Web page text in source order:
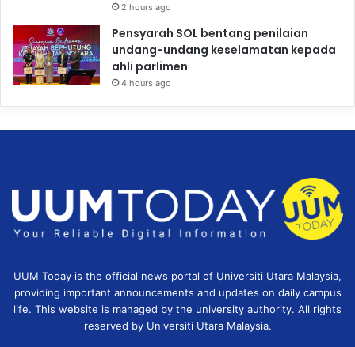
2 hours ago
Pensyarah SOL bentang penilaian
undang-undang keselamatan kepada
ahli parlimen
4 hours ago
UUM Today is the official news portal of Universiti Utara Malaysia,
providing important announcements and updates on daily campus
life. This website is managed by the university authority. All rights
reserved by Universiti Utara Malaysia.